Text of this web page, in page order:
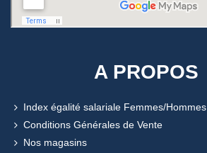
A PROPOS
Index égalité salariale Femmes/Hommes
Conditions Générales de Vente
Nos magasins